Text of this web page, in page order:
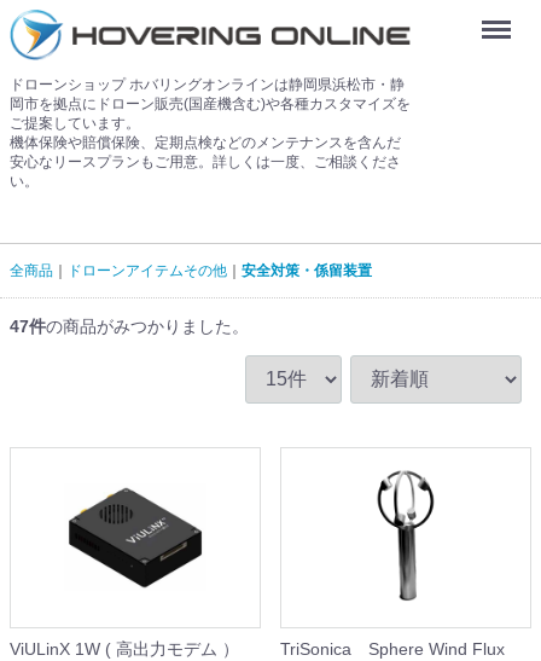
ドローンショップ ホバリングオンラインは静岡県浜松市・静
岡市を拠点にドローン販売(国産機含む)や各種カスタマイズを
ご提案しています。
機体保険や賠償保険、定期点検などのメンテナンスを含んだ
安心なリースプランもご用意。詳しくは一度、ご相談くださ
い。
Menu
全商品 ドローンアイテムその他 安全対策・係留装置
47件の商品がみつかりました。
ViULinX 1W ( 高出力モデム ）
TriSonica Sphere Wind Flux